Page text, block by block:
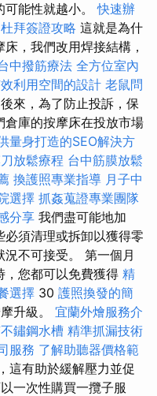
可能性就越小。快速辦
杜拜簽證攻略 這就是為什
，我們改用焊接結構，
中撥筋療法 全方位室內
利用空間的設計 老鼠問
後來，為了防止投訴，保
庫的按摩床在投放市場
量身打造的SEO解決方
放鬆療程 台中筋膜放鬆
換護照專業指導 月子中
選擇 抓姦蒐證專業團隊
分享 我們盡可能地加
須清理或拆卸以獲得零
不可接受。 第一個月
，您都可以免費獲得 精
選擇 30 護照換發的簡
升級。 宜蘭外燴服務介
鏽鋼水槽 精準抓漏技術
服務 了解助聽器價格範
這有助於緩解壓力並促
一次性購買一攬子服